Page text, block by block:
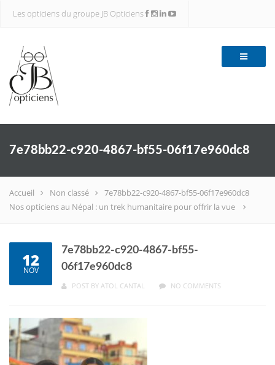
Les opticiens du groupe JB Opticiens
7e78bb22-c920-4867-bf55-06f17e960dc8
Accueil
Non classé
Nos opticiens au Népal : un trek humanitaire pour offrir la vue
7e78bb22-c920-4867-bf55-06f17e960dc8
12
NOV
7e78bb22-c920-4867-bf55-
06f17e960dc8
POST BY ATOL CANTAL NO COMMENTS